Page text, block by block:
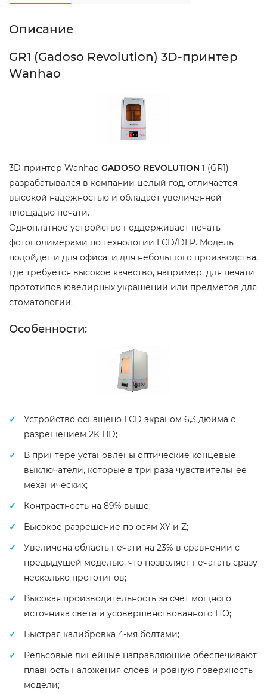
Описание
GR1 (Gadoso Revolution) 3D-принтер
Wanhao
3D-принтер Wanhao GADOSO REVOLUTION 1 (GR1)
разрабатывался в компании целый год, отличается
высокой надежностью и обладает увеличенной
площадью печати.
Одноплатное устройство поддерживает печать
фотополимерами по технологии LCD/DLP. Модель
подойдет и для офиса, и для небольшого производства,
где требуется высокое качество, например, для печати
прототипов ювелирных украшений или предметов для
стоматологии.
Особенности:
Устройство оснащено LCD экраном 6,3 дюйма с
разрешением 2K HD;
В принтере установлены оптические концевые
выключатели, которые в три раза чувствительнее
механических;
Контрастность на 89% выше;
Высокое разрешение по осям XY и Z;
Увеличена область печати на 23% в сравнении с
предыдущей моделью, что позволяет печатать сразу
несколько прототипов;
Высокая производительность за счет мощного
источника света и усовершенствованного ПО;
Быстрая калибровка 4-мя болтами;
Рельсовые линейные направляющие обеспечивают
плавность наложения слоев и ровную поверхность
модели;